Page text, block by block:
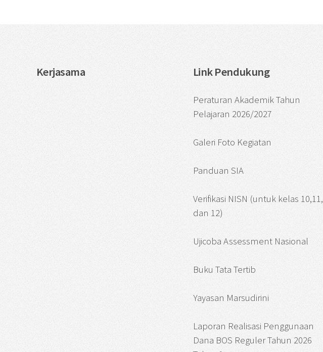
Kerjasama Link Pendukung
Peraturan Akademik Tahun
Pelajaran 2026/2027
Galeri Foto Kegiatan
Panduan SIA
Verifikasi NISN (untuk kelas 10,11,
dan 12)
Ujicoba Assessment Nasional
Buku Tata Tertib
Yayasan Marsudirini
Laporan Realisasi Penggunaan
Dana BOS Reguler Tahun 2026